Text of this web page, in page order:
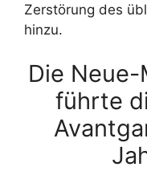
Zerstörung des
hinzu.
Die
führte